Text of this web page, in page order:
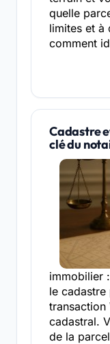
quelle
limites et à
comment
Cadastre
clé du
immobilier
le
transaction
cadastral.
de la